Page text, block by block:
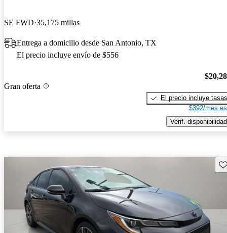
SE FWD 35,175 millas
Entrega a domicilio desde San Antonio, TX
El precio incluye envío de $556
Gran oferta
El precio incluye tasas
$392/mes
Verif. disponibilidad